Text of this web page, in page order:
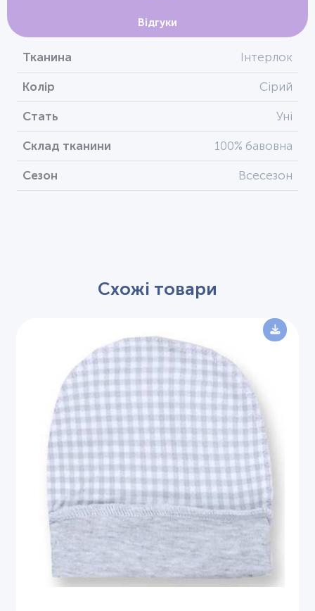
Відгуки
Тканина Інтерлок
Колір Сірий
Стать Уні
Склад тканини 100% бавовна
Сезон Всесезон
Схожі товари